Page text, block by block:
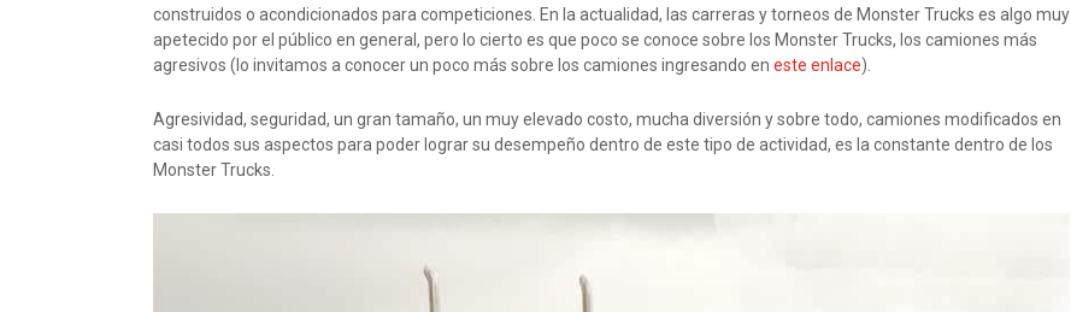
construidos o acondicionados para competiciones. En la actualidad, las carreras y torneos de Monster Trucks es algo muy
apetecido por el público en general, pero lo cierto es que poco se conoce sobre los Monster Trucks, los camiones más
agresivos (lo invitamos a conocer un poco más sobre los camiones ingresando en este enlace).
Agresividad, seguridad, un gran tamaño, un muy elevado costo, mucha diversión y sobre todo, camiones modificados en
casi todos sus aspectos para poder lograr su desempeño dentro de este tipo de actividad, es la constante dentro de los
Monster Trucks.